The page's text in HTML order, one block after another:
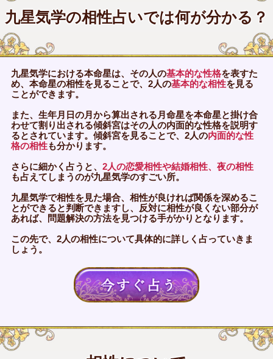
九星気学の相性占いでは何が分かる？
九星気学における本命星は、その人の基本的な性格を表すた
め、本命星の相性を見ることで、2人の基本的な相性を見る
ことができます。
また、生年月日の月から算出される月命星を本命星と掛け合
わせて割り出される傾斜宮はその人の内面的な性格を説明す
るとされています。傾斜宮を見ることで、2人の内面的な性
格の相性も分かります。
さらに細かく占うと、 2人の恋愛相性や結婚相性、夜の相性
も占えてしまうのが九星気学のすごい所。
九星気学で相性を見た場合、相性が良ければ関係を深めるこ
とができると判断できますし、反対に相性が良くない部分が
あれば、問題解決の方法を見つける手がかりとなります。
この先で、2人の相性について具体的に詳しく占っていきま
しょう。